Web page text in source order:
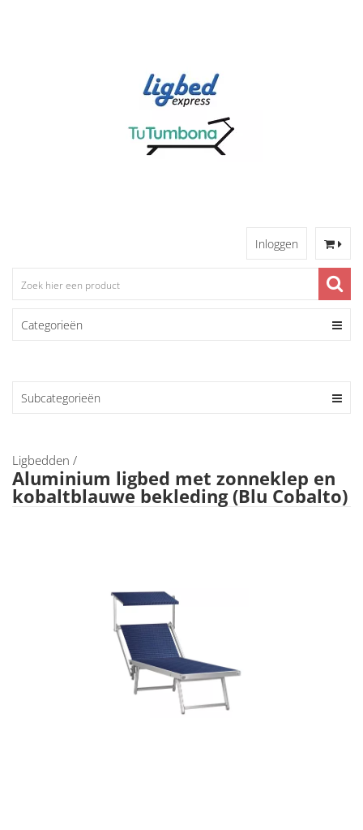
Inloggen
Categorieën
Subcategorieën
Ligbedden /
Aluminium ligbed met zonneklep en
kobaltblauwe bekleding (Blu Cobalto)